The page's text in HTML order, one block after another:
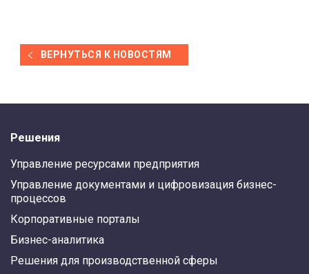
ВЕРНУТЬСЯ К НОВОСТЯМ
Решения
Управление ресурсами предприятия
Управление документами и цифровизация бизнес-
процессов
Корпоративные порталы
Бизнес-аналитика
Решения для производственной сферы